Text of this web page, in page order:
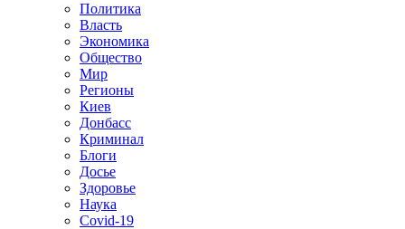
Политика
Власть
Экономика
Общество
Мир
Регионы
Киев
Донбасс
Криминал
Блоги
Досье
Здоровье
Наука
Covid-19